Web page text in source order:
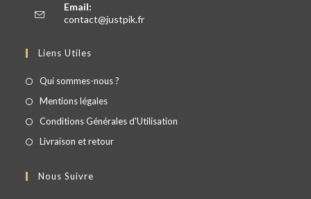
Email:
contact@justpik.fr
Liens Utiles
Qui sommes-nous ?
Mentions légales
Conditions Générales d'Utilisation
Livraison et retour
Nous Suivre